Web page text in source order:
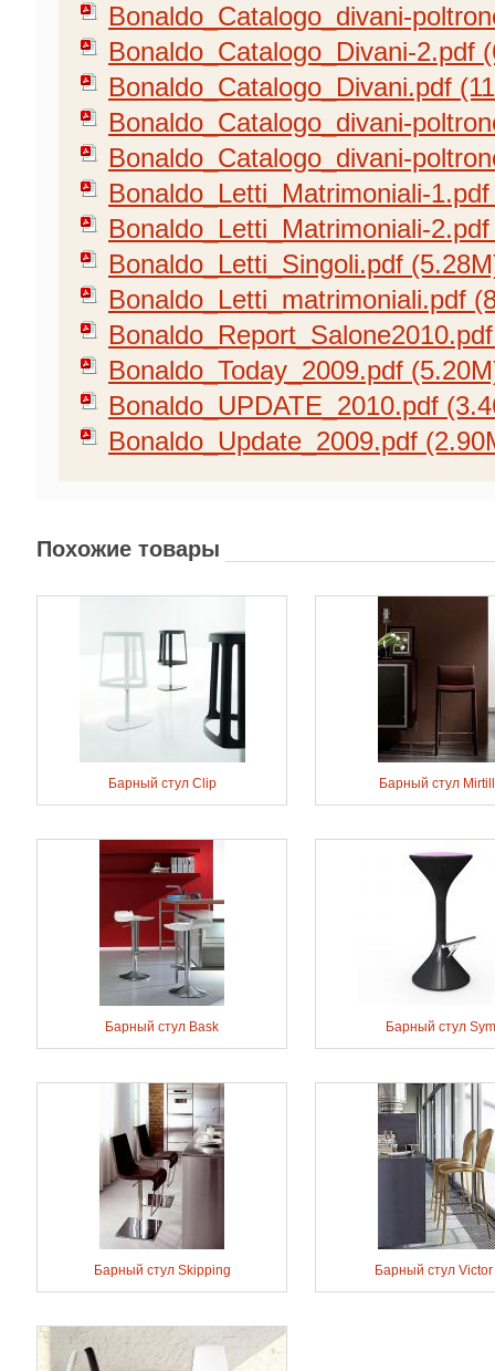
Bonaldo_Catalogo_divani-
Bonaldo_Catalogo_Divani-2.pdf
Bonaldo_Catalogo_Divani.pdf
Bonaldo_Catalogo_divani-
Bonaldo_Catalogo_divani-
Bonaldo_Letti_Matrimoniali-
Bonaldo_Letti_Matrimoniali-
Bonaldo_Letti_Singoli.pdf
Bonaldo_Letti_matrimoniali.pdf
Bonaldo_Today_2009.pdf
Bonaldo_UPDATE_2010.pdf
Bonaldo_Update_2009.pdf
Похожие товары
Барный стул Clip Барный стул
Барный стул Bask Барный стул Sym
Барный стул Skipping Барный стул Victor